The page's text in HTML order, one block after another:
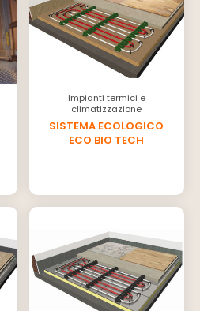
Impianti termici e
climatizzazione
SISTEMA ECOLOGICO
ECO BIO TECH